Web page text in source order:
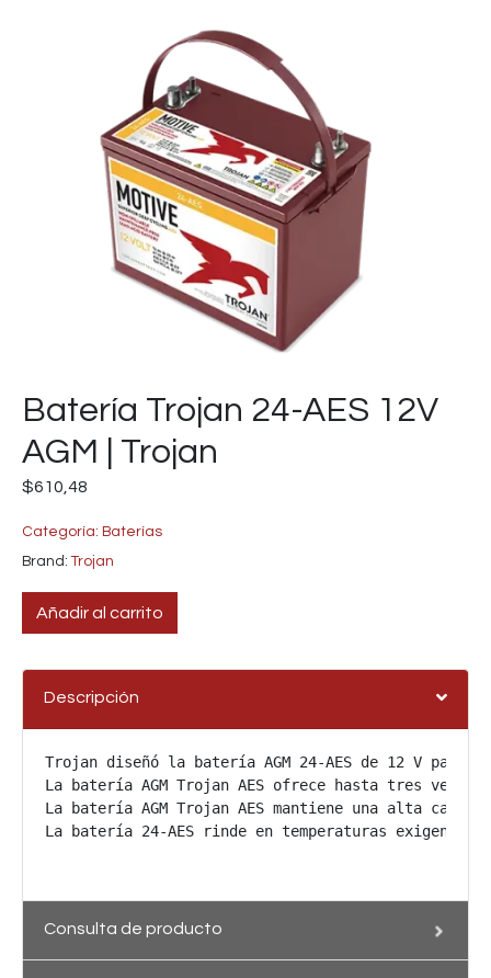
Batería Trojan 24-AES 12V
AGM | Trojan
$610,48
Categoría: Baterías
Brand:Trojan
Añadir al carrito
Descripción
Trojan diseñó la batería AGM 24-AES de 12 V
La batería AGM Trojan AES ofrece hasta tres
La batería AGM Trojan AES mantiene una alta
La batería 24-AES rinde en temperaturas
Consulta de producto